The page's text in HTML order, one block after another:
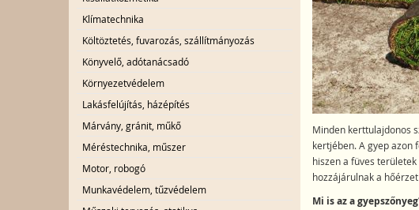
Klímatechnika
Költöztetés, fuvarozás, szállítmányozás
Könyvelő, adótanácsadó
Környezetvédelem
Lakásfelújítás, házépítés
Márvány, gránit, műkő
Méréstechnika, műszer
Motor, robogó
Munkavédelem, tűzvédelem
Minden kerttulajdonos
kertjében. A gyep azon
hiszen a füves
hozzájárulnak a
Mi is az a